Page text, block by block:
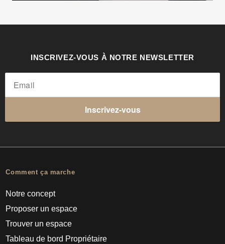
INSCRIVEZ-VOUS À NOTRE NEWSLETTER
Inscrivez-vous
Comment ça marche
Notre concept
Proposer un espace
Trouver un espace
Tableau de bord Propriétaire